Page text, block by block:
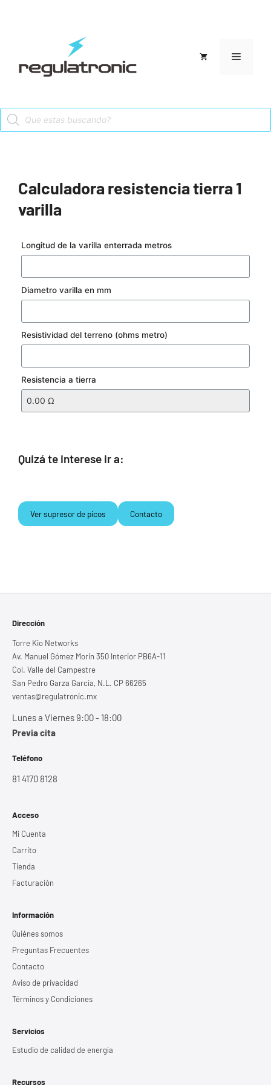
Menú
Products
search
Calculadora resistencia tierra 1
varilla
Longitud de la varilla enterrada metros
Diametro varilla en mm
Resistividad del terreno (ohms metro)
Resistencia a tierra
Quizá te interese ir a:
Ver supresor de picos Contacto
Dirección
Torre Kio Networks
Av. Manuel Gómez Morin 350 Interior PB6A-11
Col. Valle del Campestre
San Pedro Garza García, N.L. CP 66265
ventas@regulatronic.mx
Lunes a Viernes 9:00 - 18:00
Previa cita
Teléfono
81 4170 8128
Acceso
Mi Cuenta
Carrito
Tienda
Facturación
Información
Quiénes somos
Preguntas Frecuentes
Contacto
Aviso de privacidad
Términos y Condiciones
Servicios
Estudio de calidad de energía
Recursos